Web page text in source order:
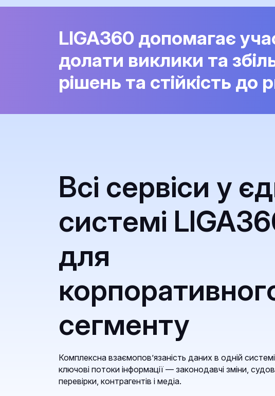
LIGA360 допомагає
долати виклики та
рішень та стійкість до
Всі сервіси у
системі
для
сегменту
Комплексна взаємопов’язаність даних в одній
ключові потоки інформації — законодавчі зміни,
перевірки, контрагентів і медіа.